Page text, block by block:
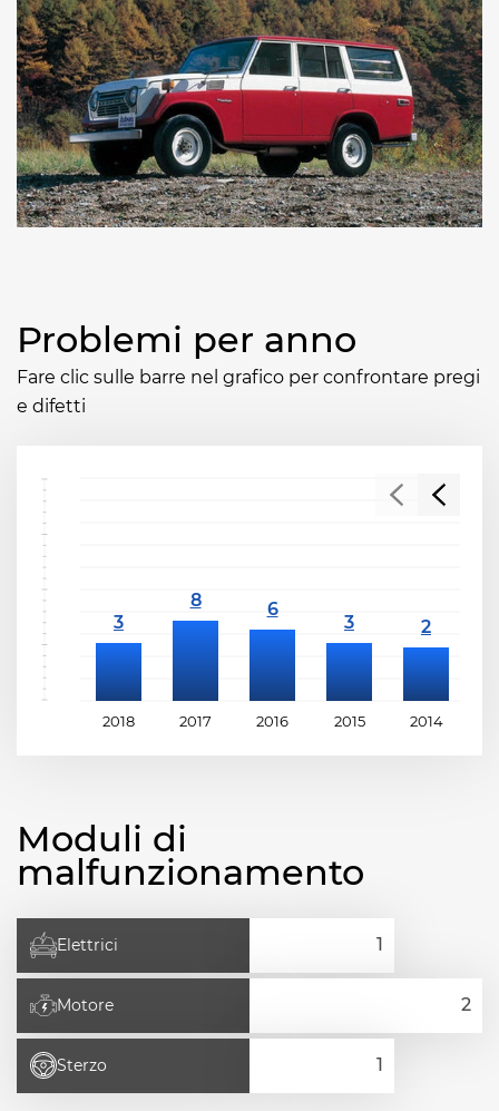
Problemi per anno
Fare clic sulle barre nel grafico per confrontare pregi
e difetti
2018 2017 2016 2015 2014
Moduli di
malfunzionamento
Elettrici
Motore
Sterzo